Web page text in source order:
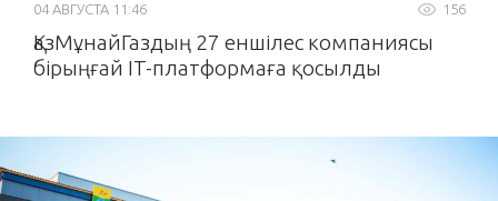
156
04 АВГУСТА 11:46
ҚазМұнайГаздың 27 еншілес компаниясы
бірыңғай IT-платформаға қосылды